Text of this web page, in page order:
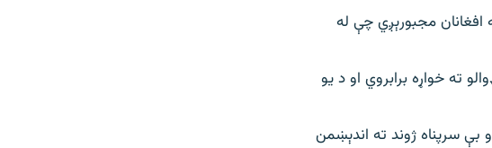
افغانان مجبورېږي چې له
مهال ۶۰ زره راستنو شویو کډوالو ته خواړه برابروي او د یو
بې سرپناه ژوند ته اندېښمن